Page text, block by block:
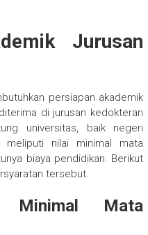
Jurusan
persiapan akademik
di jurusan kedokteran
universitas, baik negeri
meliputi nilai minimal mata
biaya pendidikan. Berikut
tersebut.
Minimal Mata